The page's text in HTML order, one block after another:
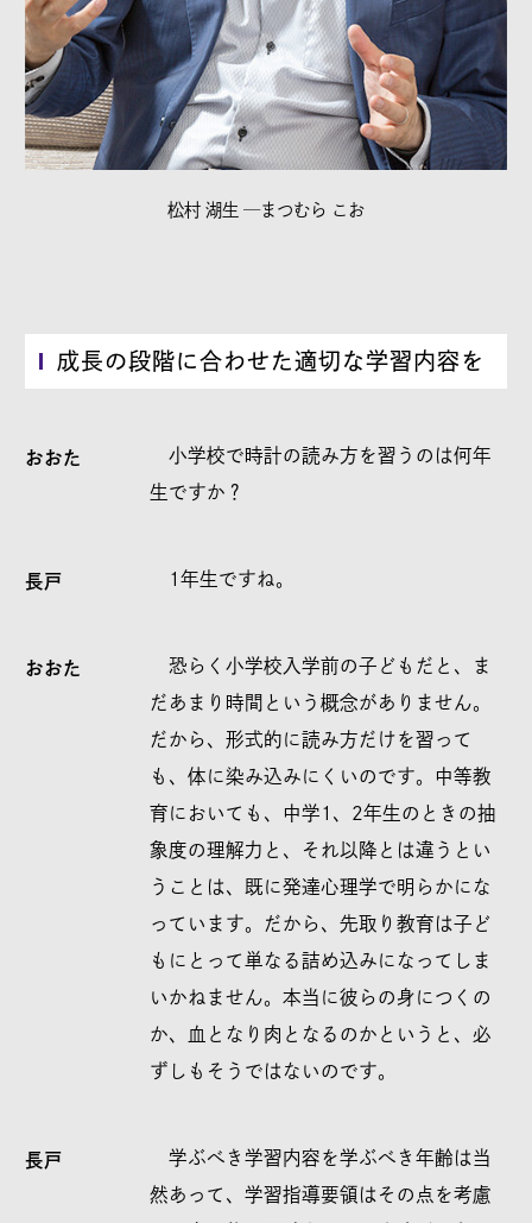
松村 湖生 ─まつむら こお
成長の段階に合わせた適切な学習内容を
おおた
小学校で時計の読み方を習うのは何年
生ですか？
長戸 1年生ですね。
おおた
恐らく小学校入学前の子どもだと、ま
だあまり時間という概念がありません。
だから、形式的に読み方だけを習って
も、体に染み込みにくいのです。中等教
育においても、中学1、2年生のときの抽
象度の理解力と、それ以降とは違うとい
うことは、既に発達心理学で明らかにな
っています。だから、先取り教育は子ど
もにとって単なる詰め込みになってしま
いかねません。本当に彼らの身につくの
か、血となり肉となるのかというと、必
ずしもそうではないのです。
長戸
学ぶべき学習内容を学ぶべき年齢は当
然あって、学習指導要領はその点を考慮